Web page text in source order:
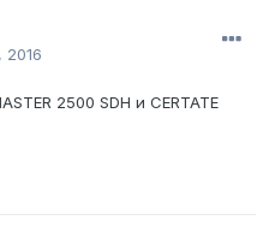
2016
2500 SDH и CERTATE